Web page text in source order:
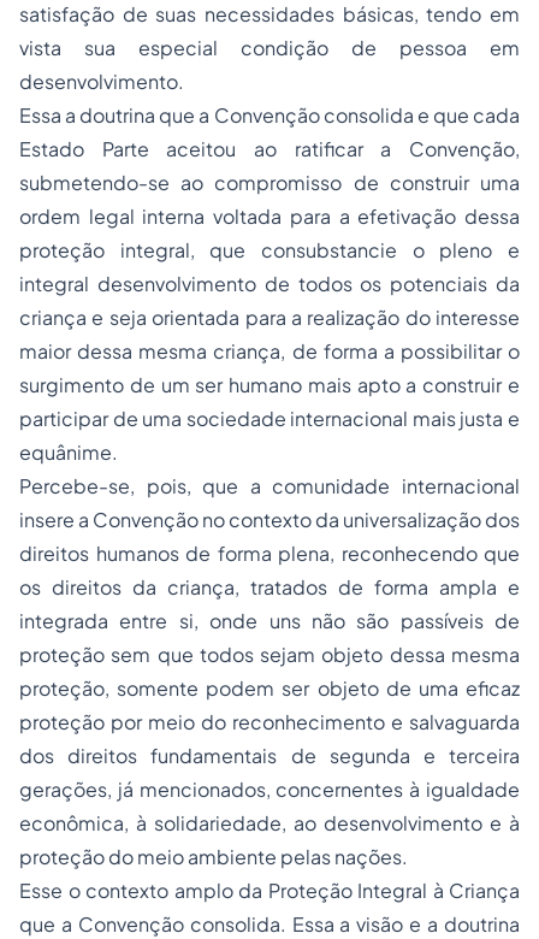
satisfação de suas necessidades básicas, tendo em
vista sua especial condição de pessoa em
desenvolvimento.
Essa a doutrina que a Convenção consolida e que cada
Estado Parte aceitou ao ratificar a Convenção,
submetendo-se ao compromisso de construir uma
ordem legal interna voltada para a efetivação dessa
proteção integral, que consubstancie o pleno e
integral desenvolvimento de todos os potenciais da
criança e seja orientada para a realização do interesse
maior dessa mesma criança, de forma a possibilitar o
surgimento de um ser humano mais apto a construir e
participar de uma sociedade internacional mais justa e
equânime.
Percebe-se, pois, que a comunidade internacional
insere a Convenção no contexto da universalização dos
direitos humanos de forma plena, reconhecendo que
os direitos da criança, tratados de forma ampla e
integrada entre si, onde uns não são passíveis de
proteção sem que todos sejam objeto dessa mesma
proteção, somente podem ser objeto de uma eficaz
proteção por meio do reconhecimento e salvaguarda
dos direitos fundamentais de segunda e terceira
gerações, já mencionados, concernentes à igualdade
econômica, à solidariedade, ao desenvolvimento e à
proteção do meio ambiente pelas nações.
Esse o contexto amplo da Proteção Integral à Criança
que a Convenção consolida. Essa a visão e a doutrina